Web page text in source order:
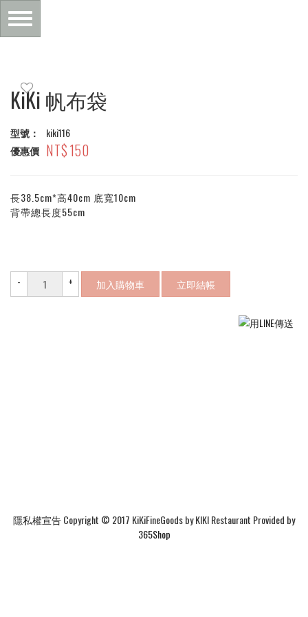
Toggle
navigation
主
內
容
區
KiKi 帆布袋
型號：
kiki116
優惠價
150
長38.5cm*高40cm 底寬10cm
背帶總長度55cm
- + 加入購物車 立即結帳
隱私權宣告Copyright © 2017 KiKiFineGoods by KIKI Restaurant Provided by
365Shop